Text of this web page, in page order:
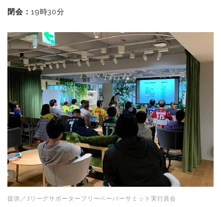
閉会： 19時30分
提供／Jリーグサポーターフリーペーパーサミット実行員会